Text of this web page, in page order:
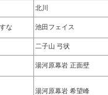
北川
な 池田フェイス
二子山 弓状
湯河原幕岩 正面壁
湯河原幕岩 希望峰